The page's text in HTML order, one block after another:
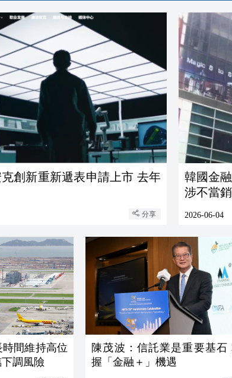
克創新重新遞表申請上市 去年
分享
韓國金
涉不當
2026-06-04
間維持高位
調風險
陳茂波：信託業是重要基石
握「金融＋」機遇